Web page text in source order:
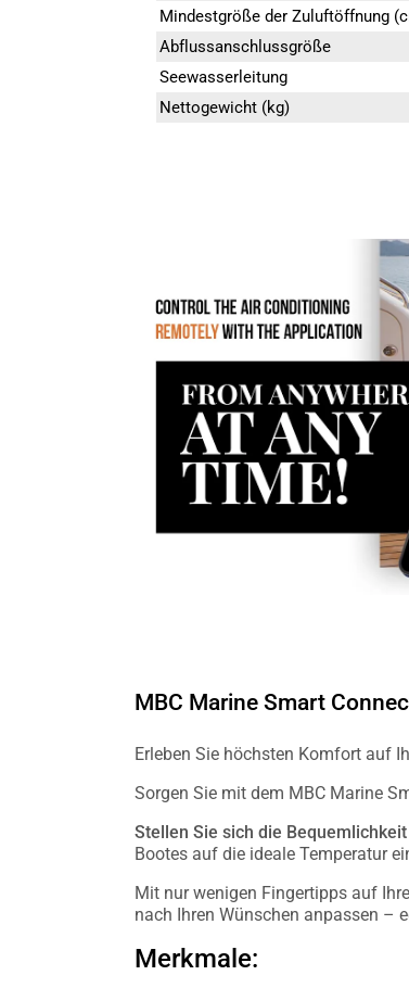
Mindestgröße der Zuluftöffnung
Abflussanschlussgröße
Seewasserleitung
Nettogewicht (kg)
MBC Marine Smart
Erleben Sie höchsten Komfort auf
Sorgen Sie mit dem MBC Marine
Stellen Sie sich die
Bootes auf die ideale Temperatur
Mit nur wenigen Fingertipps auf
nach Ihren Wünschen anpassen –
Merkmale: